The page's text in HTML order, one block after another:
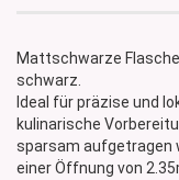
Mattschwarze
schwarz.
Ideal für präzise und
kulinarische
sparsam aufgetragen
einer Öffnung von